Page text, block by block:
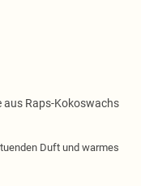
aus Raps-Kokoswachs
Duft und warmes